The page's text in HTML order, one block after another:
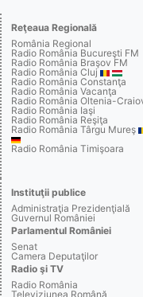
Reţeaua Regională
România Regional
Radio România Bucureşti FM
Radio România Braşov FM
Radio România Cluj
Radio România Constanţa
Radio România Vacanţa
Radio România Oltenia-
Radio România Iaşi
Radio România Reşiţa
Radio România Târgu Mureş
Radio România Timişoara
Instituţii publice
Administraţia Prezidenţială
Guvernul României
Parlamentul României
Senat
Camera Deputaţilor
Radio şi TV
Radio România
Televiziunea Română